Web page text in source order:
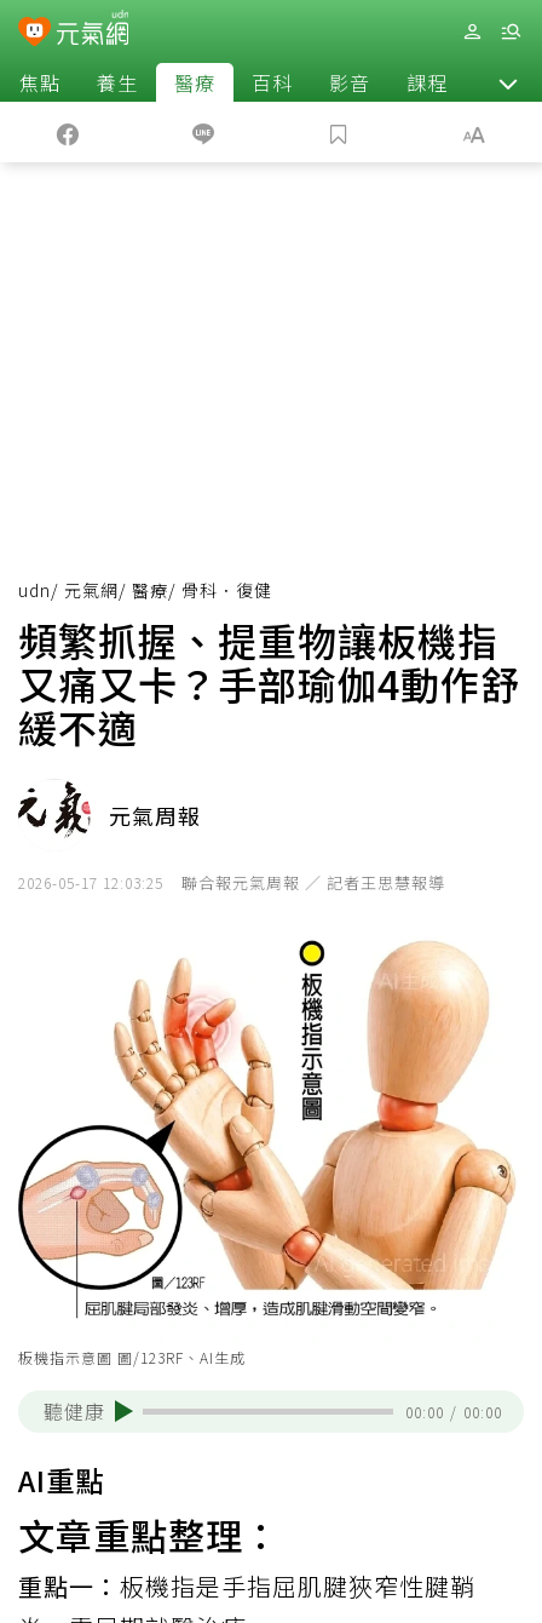
焦點 養生 醫療 百科 影音 課程 退休
udn/ 元氣網/ 醫療/ 骨科．復健
頻繁抓握、提重物讓板機指
又痛又卡？手部瑜伽4動作舒
緩不適
元氣周報
2026-05-17 12:03:25 聯合報元氣周報 ／ 記者王思慧報導
板機指示意圖 圖/123RF、AI生成
聽健康 00:00 / 00:00
AI重點
文章重點整理：
重點一： 板機指是手指屈肌腱狹窄性腱鞘